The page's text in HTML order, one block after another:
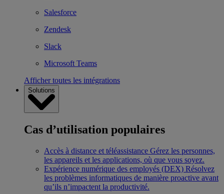
Salesforce
Zendesk
Slack
Microsoft Teams
Afficher toutes les intégrations
Solutions
Cas d’utilisation populaires
Accès à distance et téléassistance Gérez les personnes,
les appareils et les applications, où que vous soyez.
Expérience numérique des employés (DEX) Résolvez
les problèmes informatiques de manière proactive avant
qu’ils n’impactent la productivité.